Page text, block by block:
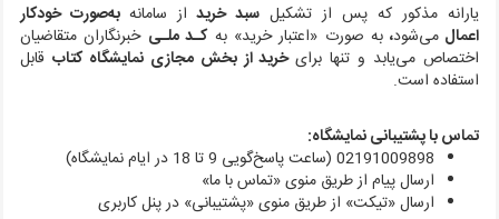
یارانه مذکور که پس از تشکیل سبد خرید از سامانه
به‌صورت خودکار
اعمال می‌شود، به صورت «اعتبار خرید» بهکـد ملـیخبرنگاران متقاضیان
اختصاص می‌یابد و تنها برایخرید از بخش مجازی نمایشگاه کتابقابل
استفاده است.
تماس با پشتیبانی نمایشگاه:
02191009898 (ساعت پاسخ‌گویی 9 تا 18 در ایام نمایشگاه)
ارسال پیام از طریق منوی «تماس با ما»
ارسال «تیکت» از طریق منوی «پشتیبانی» در پنل کاربری